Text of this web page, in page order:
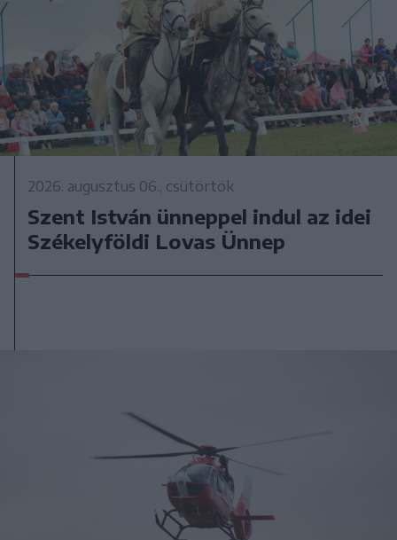
2026. augusztus 06., csütörtök
Szent István ünneppel indul az idei
Székelyföldi Lovas Ünnep